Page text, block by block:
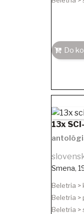
Do
13x
Smena,
Beletria >
Beletria >
Beletria >